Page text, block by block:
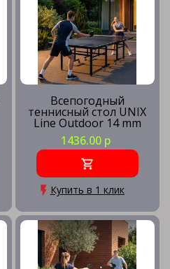
Всепогодный
теннисный стол UNIX
Line Outdoor 14 mm
SMC, Grey
1436.00 р
Купить в 1 клик